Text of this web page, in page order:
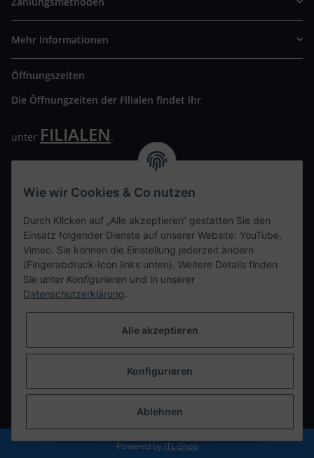
Mehr Informationen
Öffnungszeiten
Die Öffnungzeiten der Filialen findet ihr
unter FILIALEN.
Wir freuen uns auf Euren Besuch. Bitte beachtet die
Kontaktdaten
tweet
teilen
Vertrag widerrufen
* Alle Preise inkl. gesetzlicher USt., zzgl.Versand
Powered by JTL-Shop
Wie wir Cookies & Co nutzen
Durch Klicken auf „Alle akzeptieren“ gestatten Sie den
Einsatz folgender Dienste auf unserer Website: YouTube,
Vimeo. Sie können die Einstellung jederzeit ändern
(Fingerabdruck-Icon links unten). Weitere Details finden
Sie unter Konfigurieren und in unserer
Datenschutzerklärung.
Alle akzeptieren
Konfigurieren
Ablehnen